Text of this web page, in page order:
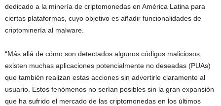
dedicado a la minería de criptomonedas en América Latina para
ciertas plataformas, cuyo objetivo es añadir funcionalidades de
criptominería al malware.
“Más allá de cómo son detectados algunos códigos maliciosos,
existen muchas aplicaciones potencialmente no deseadas (PUAs)
que también realizan estas acciones sin advertirle claramente al
usuario. Estos fenómenos no serían posibles sin la gran expansión
que ha sufrido el mercado de las criptomonedas en los últimos